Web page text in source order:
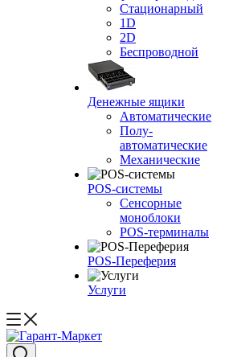
Стационарный
1D
2D
Беспроводной
Денежные ящики
Автоматические
Полу-
автоматические
Механические
POS-системы
Сенсорные
моноблоки
POS-терминалы
POS-Переферия
Услуги